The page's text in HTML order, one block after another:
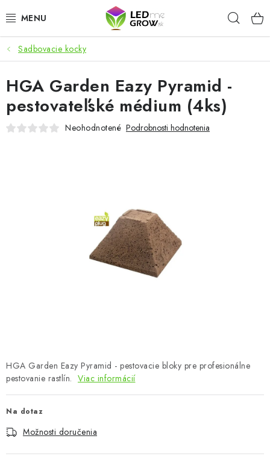
na
AKCIE
LED OSVETLENIE PRE RASTLINY
PESTOVATEĽSKÉ POTREBY
O nákupu
Blog
Obchodné podmienky
Predávané značky
Podmienky o ochrane osobných údajov
Sadbovacie kocky
HGA Garden Eazy Pyramid - pestovacie bloky pre profesionálne
pestovanie rastlín. Viac informácií
Na dotaz
Možnosti doručenia
HGA Garden Eazy Pyramid -
pestovateľské médium (4ks)
Neohodnotené Podrobnosti hodnotenia